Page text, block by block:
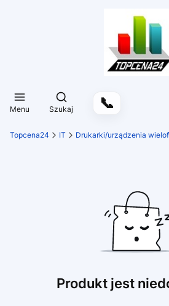
Menu
Otwórz wyszukiwarkę
Szukaj 📞
Topcena24 IT Drukarki/urządzenia
Produkt jest